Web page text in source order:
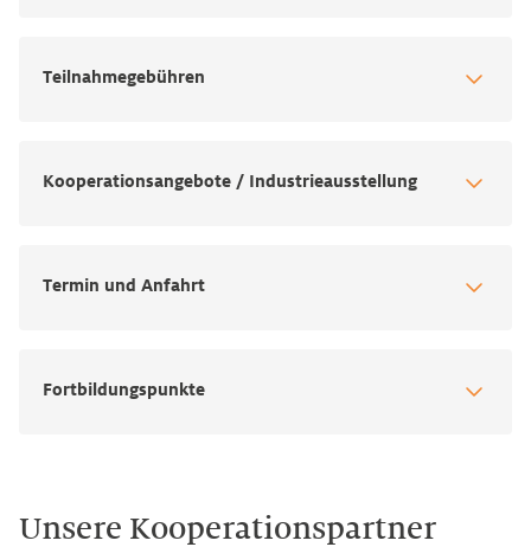
Teilnahmegebühren
Kooperationsangebote / Industrieausstellung
Termin und Anfahrt
Fortbildungspunkte
Unsere Kooperationspartner